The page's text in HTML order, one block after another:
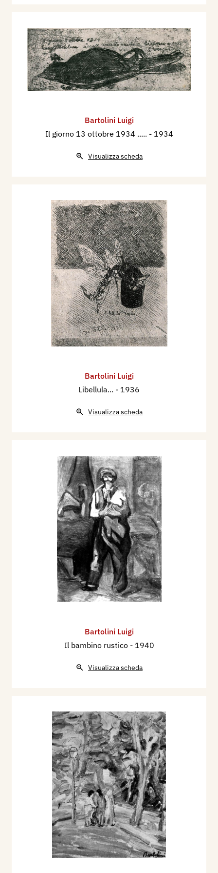
Bartolini Luigi
Il giorno 13 ottobre 1934 ..... - 1934
Visualizza scheda
Bartolini Luigi
Libellula... - 1936
Visualizza scheda
Bartolini Luigi
Il bambino rustico - 1940
Visualizza scheda